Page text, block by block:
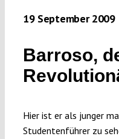
Verfassungs
Verfassungs
editorial
19 September 2009
Barroso,
Hier ist er als junger
Studentenführer zu